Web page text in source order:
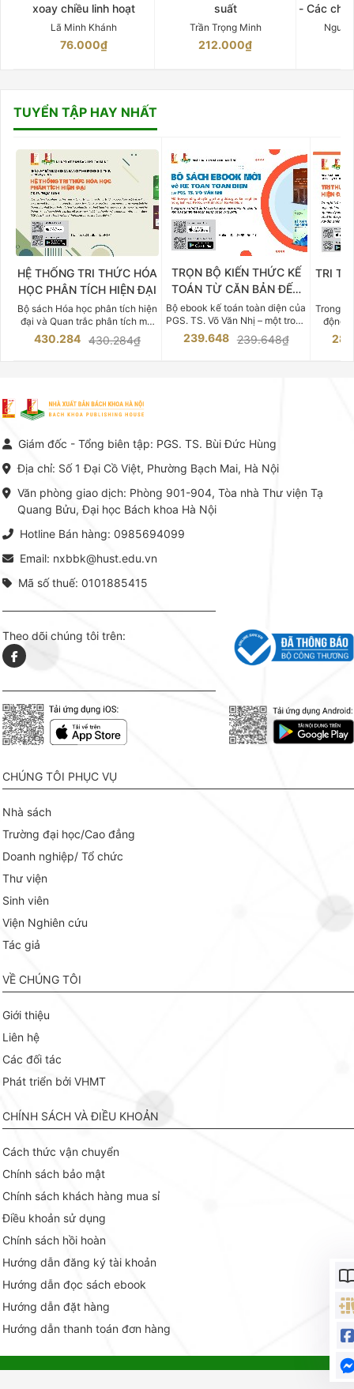
xoay chiều linh hoạt
Lã Minh Khánh
76.000₫
suất
Trần Trọng Minh
212.000₫
- Các
TUYỂN TẬP HAY NHẤT
HỆ THỐNG TRI THỨC HÓA
HỌC PHÂN TÍCH HIỆN ĐẠI
Bộ sách Hóa học phân tích hiện
đại và Quan trắc phân tích môi
trường của Cố Giáo sư, Tiến sĩ
Phạm Luận là một trong những
vực Hóa học phân tích tại Việt
Nam hiện nay. Bộ sách mang
đến một hệ thống tri thức hoàn
thuật thực hành -> Ứng dụng
khoa Hà Nội ấn hành cả hai
430.284 430.284₫
TRỌN BỘ KIẾN THỨC KẾ
TOÁN TỪ CĂN BẢN ĐẾN
CHUYÊN SÂU
Bộ ebook kế toán toàn diện của
PGS. TS. Võ Văn Nhị – một trong
những chuyên gia hàng đầu,
giàu kinh nghiệm trong lĩnh vực
239.648 239.648₫
TRI
Trong
động
việc
tế và
lý. Các
Giám đốc - Tổng biên tập: PGS. TS. Bùi Đức Hùng
Địa chỉ: Số 1 Đại Cồ Việt, Phường Bạch Mai, Hà Nội
Văn phòng giao dịch: Phòng 901-904, Tòa nhà Thư viện Tạ
Quang Bửu, Đại học Bách khoa Hà Nội
Hotline Bán hàng: 0985694099
Email: nxbbk@hust.edu.vn
Mã số thuế: 0101885415
Theo dõi chúng tôi trên:
CHÚNG TÔI PHỤC VỤ
Nhà sách
Trường đại học/Cao đẳng
Doanh nghiệp/ Tổ chức
Thư viện
Sinh viên
Viện Nghiên cứu
Tác giả
VỀ CHÚNG TÔI
Giới thiệu
Liên hệ
Các đối tác
Phát triển bởi VHMT
CHÍNH SÁCH VÀ ĐIỀU KHOẢN
Cách thức vận chuyển
Chính sách bảo mật
Chính sách khách hàng mua sỉ
Điều khoản sử dụng
Chính sách hồi hoàn
Hướng dẫn đăng ký tài khoản
Hướng dẫn đọc sách ebook
Hướng dẫn đặt hàng
Hướng dẫn thanh toán đơn hàng